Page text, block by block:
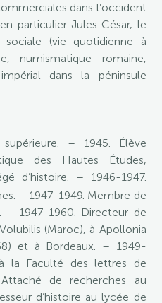
dans l’occident
particulier Jules César, le
sociale (vie quotidienne à
numismatique romaine,
dans la péninsule
– 1945. Élève
des Hautes Études,
d’histoire. – 1946-1947.
– 1947-1949. Membre de
– 1947-1960. Directeur de
(Maroc), à Apollonia
et à Bordeaux. – 1949-
à la Faculté des lettres de
de recherches au
d’histoire au lycée de